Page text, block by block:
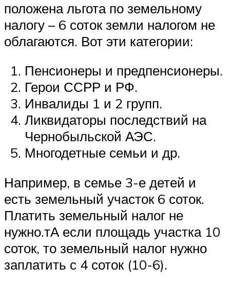
положена льгота по земельному
налогу – 6 соток земли налогом не
облагаются. Вот эти категории:
Пенсионеры и предпенсионеры.
Герои ССРР и РФ.
Инвалиды 1 и 2 групп.
Ликвидаторы последствий на
Чернобыльской АЭС.
Многодетные семьи и др.
Например, в семье 3-е детей и
есть земельный участок 6 соток.
Платить земельный налог не
нужно.тА если площадь участка 10
соток, то земельный налог нужно
заплатить с 4 соток (10-6).